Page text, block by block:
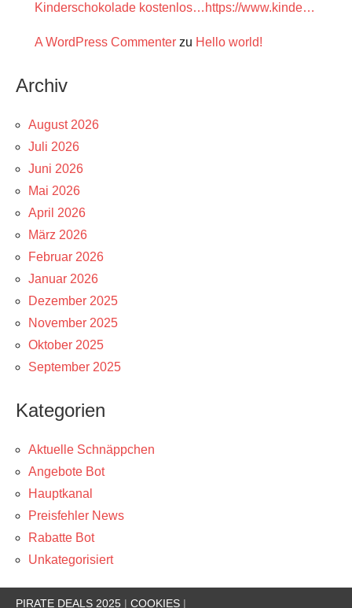
Kinderschokolade kostenlos…https://www.kinde…
A WordPress Commenter zu Hello world!
Archiv
August 2026
Juli 2026
Juni 2026
Mai 2026
April 2026
März 2026
Februar 2026
Januar 2026
Dezember 2025
November 2025
Oktober 2025
September 2025
Kategorien
Aktuelle Schnäppchen
Angebote Bot
Hauptkanal
Preisfehler News
Rabatte Bot
Unkategorisiert
PIRATE DEALS 2025 | COOKIES |